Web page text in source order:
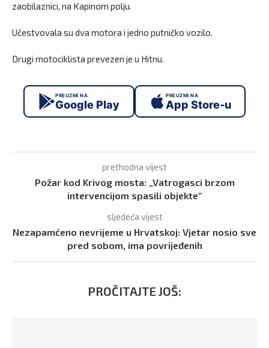
zaobilaznici, na Kapinom polju.
Učestvovala su dva motora i jedno putničko vozilo.
Drugi motociklista prevezen je u Hitnu.
PREUZMI NA
Google Play
PREUZMI NA
App Store-u
prethodna vijest
Požar kod Krivog mosta: „Vatrogasci brzom
intervencijom spasili objekte“
sljedeća vijest
Nezapamćeno nevrijeme u Hrvatskoj: Vjetar nosio sve
pred sobom, ima povrijeđenih
PROČITAJTE JOŠ: